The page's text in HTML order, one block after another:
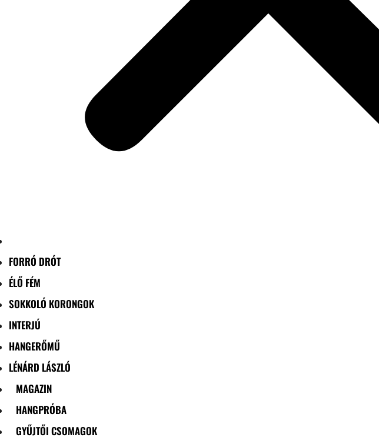
FORRÓ DRÓT
ÉLŐ FÉM
SOKKOLÓ KORONGOK
INTERJÚ
HANGERŐMŰ
LÉNÁRD LÁSZLÓ
MAGAZIN
HANGPRÓBA
GYŰJTŐI CSOMAGOK